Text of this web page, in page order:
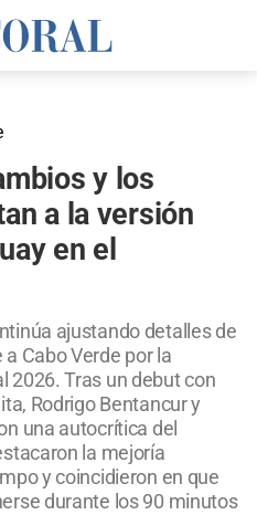
y los
a la versión
en el
ajustando detalles de
Cabo Verde por la
2026. Tras un debut con
Rodrigo Bentancur y
una autocrítica del
la mejoría
y coincidieron en que
durante los 90 minutos